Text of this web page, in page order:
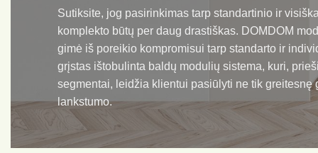
Sutiksite, jog pasirinkimas tarp standartinio ir
komplekto būtų per daug drastiškas. DOMDOM
gimė iš poreikio kompromisui tarp standarto ir
grįstas ištobulinta baldų modulių sistema, kuri,
segmentai, leidžia klientui pasiūlyti ne tik greitesnę
lankstumo.